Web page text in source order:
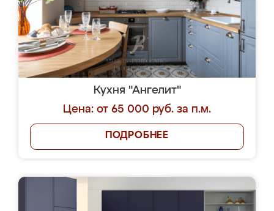
Кухня "Ангелит"
Цена: от 65 000 руб. за п.м.
ПОДРОБНЕЕ